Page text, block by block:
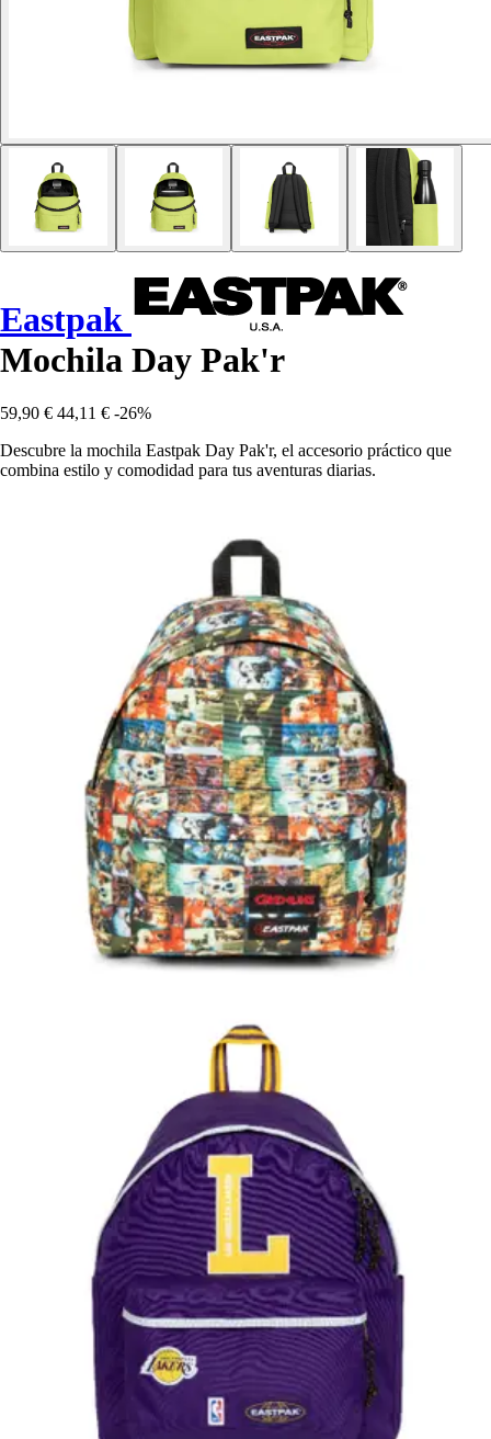
Eastpak
Mochila Day Pak'r
59,90 € 44,11 € -26%
Descubre la mochila Eastpak Day Pak'r, el accesorio práctico que
combina estilo y comodidad para tus aventuras diarias.